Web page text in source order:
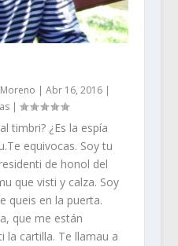
| Abr 16, 2016|
|
timbri? ¿Es la espía
equivocas. Soy tu
de honol del
que visti y calza. Soy
queis en la puerta.
que me están
la cartilla. Te llamau a